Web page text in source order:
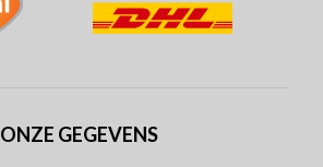
ONZE GEGEVENS